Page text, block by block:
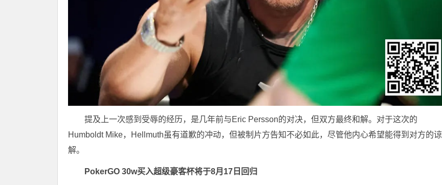
提及上一次感到受辱的经历，是几年前与Eric Persson的对决，但双方最终和解。对于这次的
Humboldt Mike，Hellmuth虽有道歉的冲动，但被制片方告知不必如此，尽管他内心希望能得到对方的谅
解。
PokerGO 30w买入超级豪客杯将于8月17日回归